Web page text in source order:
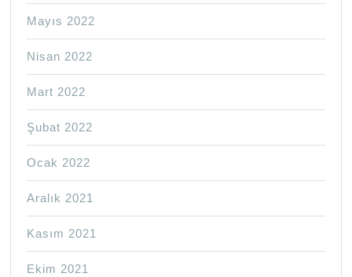
Mayıs 2022
Nisan 2022
Mart 2022
Şubat 2022
Ocak 2022
Aralık 2021
Kasım 2021
Ekim 2021